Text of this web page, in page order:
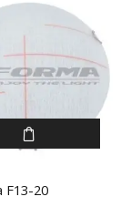
F13-20